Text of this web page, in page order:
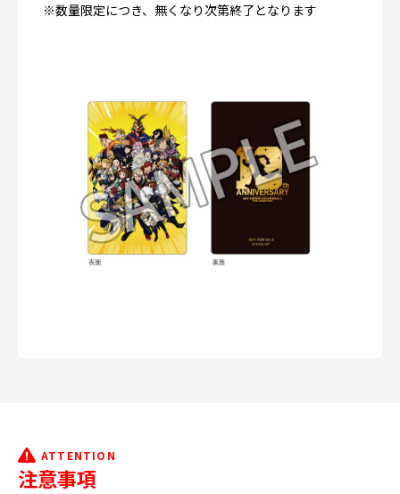
※数量限定につき、無くなり次第終了となります
ATTENTION
注意事項